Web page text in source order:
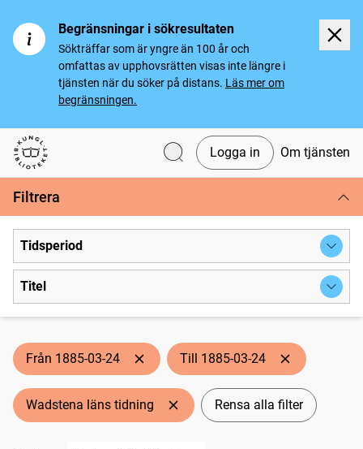
Begränsningar i sökresultaten
Sökträffar som är yngre än 100 år och
omfattas av upphovsrätten visas inte längre i
tjänsten när du söker på distans. Läs mer om
begränsningen.
Svenska tidningar
Logga in Om tjänsten
Filtrera
Tidsperiod
Titel
Från 1885-03-24 Till 1885-03-24
Wadstena läns tidning Rensa alla filter